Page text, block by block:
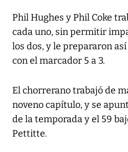
Phil Hughes y Phil Coke
cada uno, sin permitir
los dos, y le prepararon
con el marcador 5 a 3.
El chorrerano trabajó de
noveno capítulo, y se
de la temporada y el 59
Pettitte.